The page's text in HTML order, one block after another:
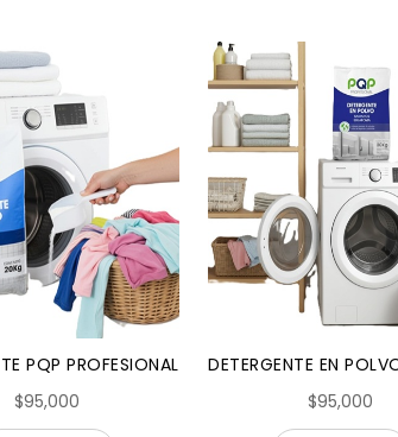
PQP PROFESIONAL MULTIUSOS AZ FLORAL
$95,000
DETERGENTE EN
$95,000